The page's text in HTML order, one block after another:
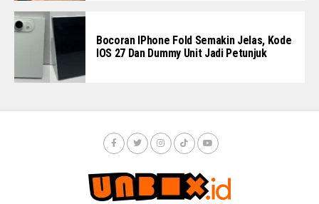
Bocoran IPhone Fold Semakin Jelas, Kode
IOS 27 Dan Dummy Unit Jadi Petunjuk